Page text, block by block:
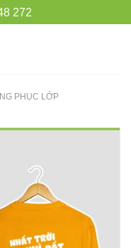
272
PHỤC LỚP